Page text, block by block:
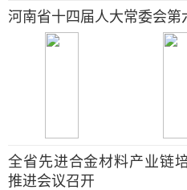
河南省十四届人大常委会第
全省先进合金材料产业链
推进会议召开